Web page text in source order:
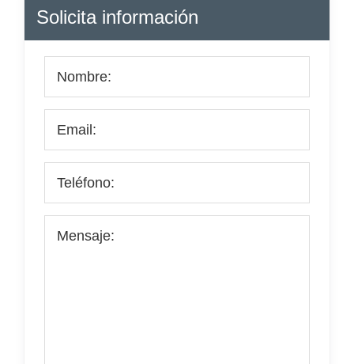
Barra
lateral
principal
Solicita información